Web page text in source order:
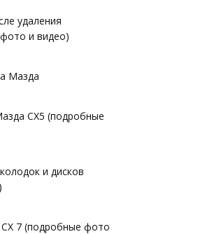
удаления
и видео)
Мазда
СХ5 (подробные
и дисков
7 (подробные фото